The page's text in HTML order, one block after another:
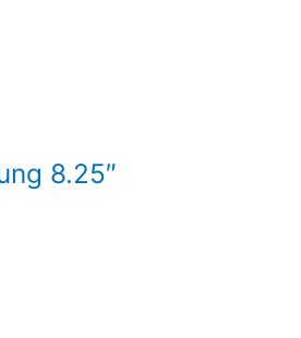
8.25″